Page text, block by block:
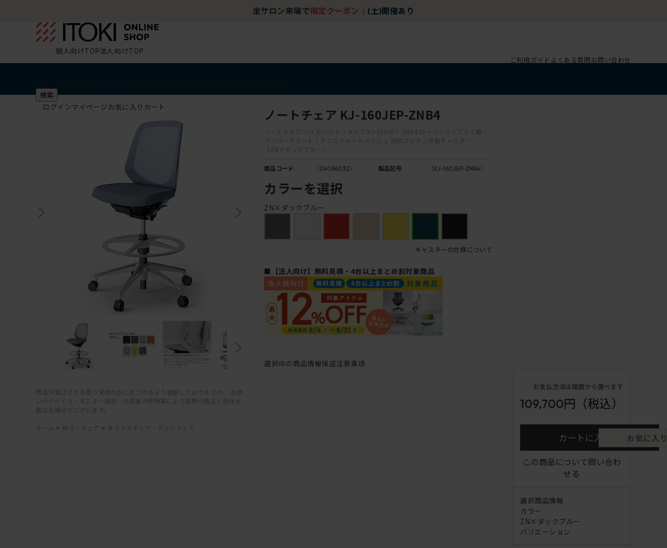
坐サロン来場で 限定クーポン (土)開催あり
個人向けTOP法人向けTOP
ご利用ガイド よくある質問お問い合わせ
検索
ログインマイページ お気に入り カート
商品写真はできる限り実物の色に近づけるよう徹底しておりますが、 お使
いのデバイス・モニター設定、お部屋の照明等により実際の商品と色味が
異なる場合がございます。
ホーム > 椅子・チェア > オフィスチェア・デスクチェア
ノートチェア KJ-160JEP-ZNB4
ノートチェア ハイポジションタイプ KJ-160JEP-ZNB4 ローバック / アルミ脚 /
ランバーサポート / テクスチャードメッシュ 抵抗ウレタン双輪キャスター
［ZN×ダックブルー］
商品コード （24086032） 製品記号 （KJ-160JEP-ZNB4）
カラーを選択
ZN×ダックブルー
キャスターの仕様について
■【法人向け】無料見積・4台以上まとめ割対象商品
選択中の商品情報保証注意事項
お支払方法は複数から選べます
109,700円 （税込）
カートに入れる お気に入
この商品について問い合わ
せる
選択商品情報
カラー
ZN×ダックブルー
バリエーション